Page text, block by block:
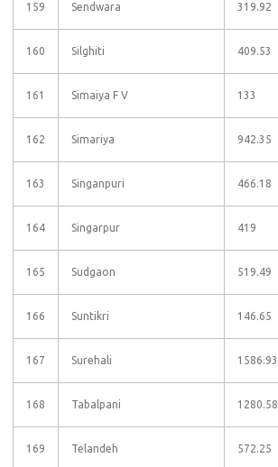
159 Sendwara 319.92
160 Silghiti 409.53
161 Simaiya F V 133
162 Simariya 942.35
163 Singanpuri 466.18
164 Singarpur 419
165 Sudgaon 519.49
166 Suntikri 146.65
167 Surehali 1586.93
168 Tabalpani 1280.58
169 Telandeh 572.25